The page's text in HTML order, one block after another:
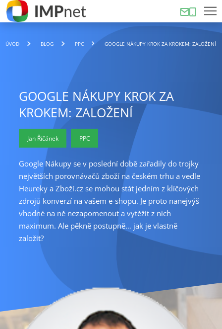
ÚVOD BLOG PPC GOOGLE NÁKUPY KROK ZA KROKEM: ZALOŽENÍ
GOOGLE NÁKUPY KROK ZA
KROKEM: ZALOŽENÍ
Jan Řičánek PPC
Google Nákupy se v poslední době zařadily do trojky
největších porovnávačů zboží na českém trhu a vedle
Heureky a Zboží.cz se mohou stát jedním z klíčových
zdrojů konverzí na vašem e-shopu. Je proto nanejvýš
vhodné na ně nezapomenout a vytěžit z nich
maximum. Ale pěkně postupně… jak je vlastně
založit?